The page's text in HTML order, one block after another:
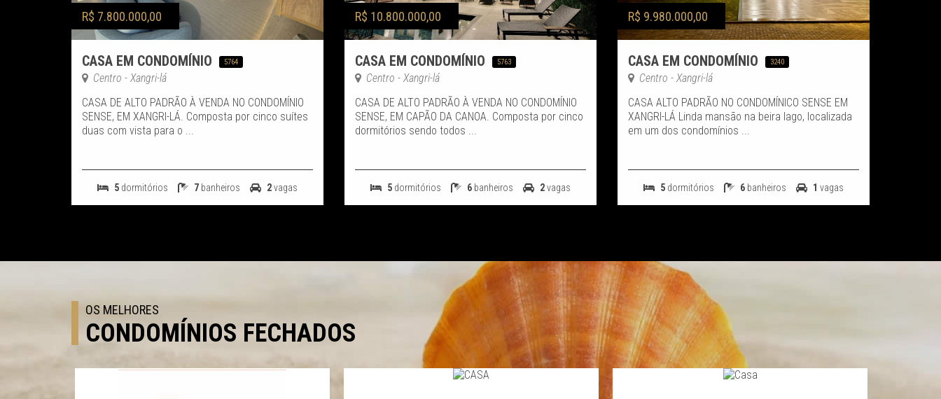
R$ 7.800.000,00
CASA EM CONDOMÍNIO 5764
Centro - Xangri-lá
CASA DE ALTO PADRÃO À VENDA NO CONDOMÍNIO
SENSE, EM XANGRI-LÁ. Composta por cinco suítes
duas com vista para o ...
5 dormitórios 7 banheiros 2vagas
R$ 10.800.000,00
CASA EM CONDOMÍNIO 5763
Centro - Xangri-lá
CASA DE ALTO PADRÃO À VENDA NO CONDOMÍNIO
SENSE, EM CAPÃO DA CANOA. Composta por cinco
dormitórios sendo todos ...
5 dormitórios 6 banheiros 2vagas
R$ 9.980.000,00
CASA EM CONDOMÍNIO 3240
Centro - Xangri-lá
CASA ALTO PADRÃO NO CONDOMÍNICO SENSE EM
XANGRI-LÁ Linda mansão na beira lago, localizada
em um dos condomínios ...
5 dormitórios 6 banheiros 1 vagas
OS MELHORES
CONDOMÍNIOS FECHADOS